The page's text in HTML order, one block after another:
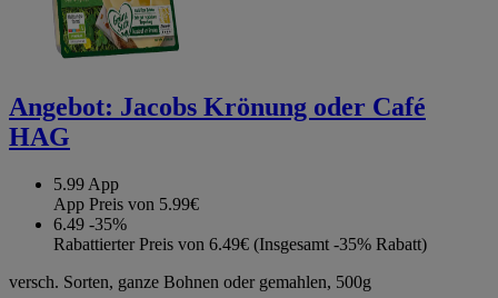
Angebot: Jacobs Krönung oder Café
HAG
5.99 App
App Preis von 5.99€
6.49 -35%
Rabattierter Preis von 6.49€ (Insgesamt -35% Rabatt)
versch. Sorten, ganze Bohnen oder gemahlen, 500g